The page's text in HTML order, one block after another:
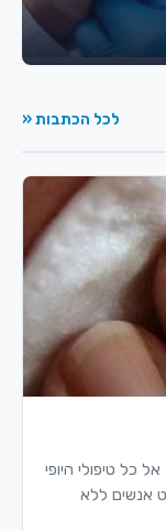
לכל הכתבות «
כל טיפולי היופי
אנשים ללא